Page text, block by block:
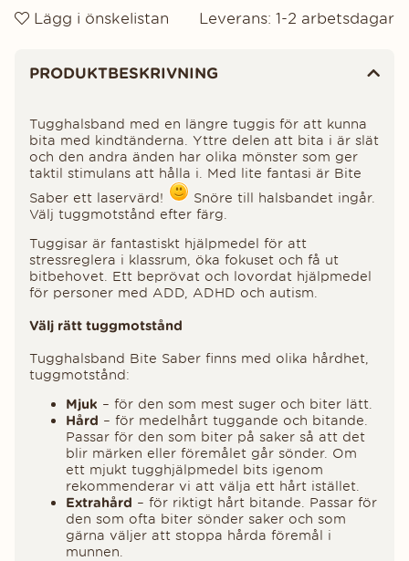
Lägg i önskelistan Leverans: 1-2 arbetsdagar
PRODUKTBESKRIVNING
Tugghalsband med en längre tuggis för att kunna
bita med kindtänderna. Yttre delen att bita i är slät
och den andra änden har olika mönster som ger
taktil stimulans att hålla i. Med lite fantasi är Bite
Saber ett laservärd!
Snöre till halsbandet ingår.
Välj tuggmotstånd efter färg.
Tuggisar är fantastiskt hjälpmedel för att
stressreglera i klassrum, öka fokuset och få ut
bitbehovet. Ett beprövat och lovordat hjälpmedel
för personer med ADD, ADHD och autism.
Välj rätt tuggmotstånd
Tugghalsband Bite Saber finns med olika hårdhet,
tuggmotstånd:
Mjuk – för den som mest suger och biter lätt.
Hård – för medelhårt tuggande och bitande.
Passar för den som biter på saker så att det
blir märken eller föremålet går sönder. Om
ett mjukt tugghjälpmedel bits igenom
rekommenderar vi att välja ett hårt istället.
Extrahård – för riktigt hårt bitande. Passar för
den som ofta biter sönder saker och som
gärna väljer att stoppa hårda föremål i
munnen.